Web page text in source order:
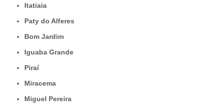
Itatiaia
Paty do Alferes
Bom Jardim
Iguaba Grande
Piraí
Miracema
Miguel Pereira